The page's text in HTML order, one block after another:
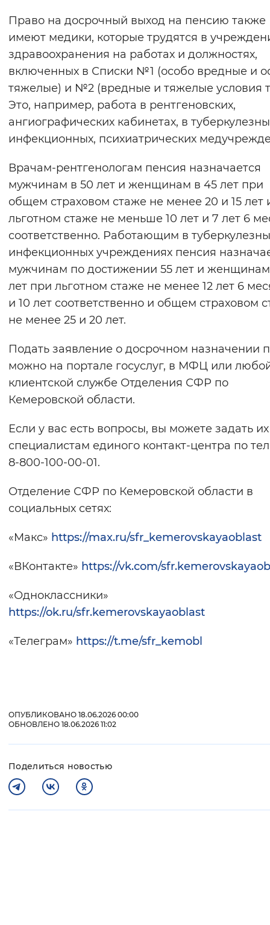
Право на досрочный выход на пенсию также
имеют медики, которые трудятся в
здравоохранения на работах и должностях,
включенных в Списки №1 (особо вредные и
тяжелые) и №2 (вредные и тяжелые условия
Это, например, работа в рентгеновских,
ангиографических кабинетах, в
инфекционных, психиатрических
Врачам-рентгенологам пенсия назначается
мужчинам в 50 лет и женщинам в 45 лет при
общем страховом стаже не менее 20 и 15 лет
льготном стаже не меньше 10 лет и 7 лет 6
соответственно. Работающим в
инфекционных учреждениях пенсия
мужчинам по достижении 55 лет и
лет при льготном стаже не менее 12 лет 6
и 10 лет соответственно и общем страховом
не менее 25 и 20 лет.
Подать заявление о досрочном назначении
можно на портале госуслуг, в МФЦ или
клиентской службе Отделения СФР по
Кемеровской области.
Если у вас есть вопросы, вы можете задать их
специалистам единого контакт-центра по
8-800-100-00-01.
Отделение СФР по Кемеровской области в
социальных сетях:
«Mакс» https://max.ru/sfr_kemerovskayaoblast
«ВКонтакте» https://vk.com/
«Одноклассники»
https://ok.ru/sfr.kemerovskayaoblast
«Телеграм» https://t.me/sfr_kemobl
ОПУБЛИКОВАНО 18.06.2026 00:00
ОБНОВЛЕНО 18.06.2026 11:02
Поделиться новостью